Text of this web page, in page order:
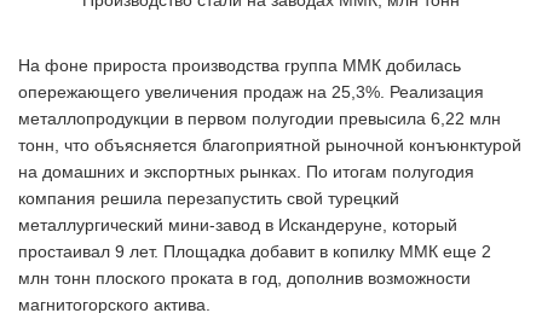
На фоне прироста производства группа ММК добилась
опережающего увеличения продаж на 25,3%. Реализация
металлопродукции в первом полугодии превысила 6,22 млн
тонн, что объясняется благоприятной рыночной конъюнктурой
на домашних и экспортных рынках. По итогам полугодия
компания решила перезапустить свой турецкий
металлургический мини-завод в Искандеруне, который
простаивал 9 лет. Площадка добавит в копилку ММК еще 2
млн тонн плоского проката в год, дополнив возможности
магнитогорского актива.